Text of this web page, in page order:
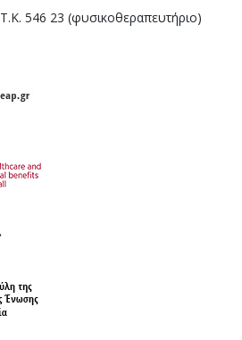
Τ.Κ. 546 23 (φυσικοθεραπευτήριο)